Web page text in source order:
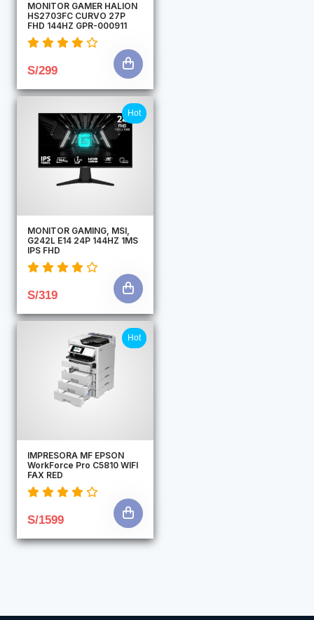
MONITOR GAMER HALION
HS2703FC CURVO 27P
FHD 144HZ GPR-000911
S/299
Hot
MONITOR GAMING, MSI,
G242L E14 24P 144HZ 1MS
IPS FHD
S/319
Hot
IMPRESORA MF EPSON
WorkForce Pro C5810 WIFI
FAX RED
S/1599